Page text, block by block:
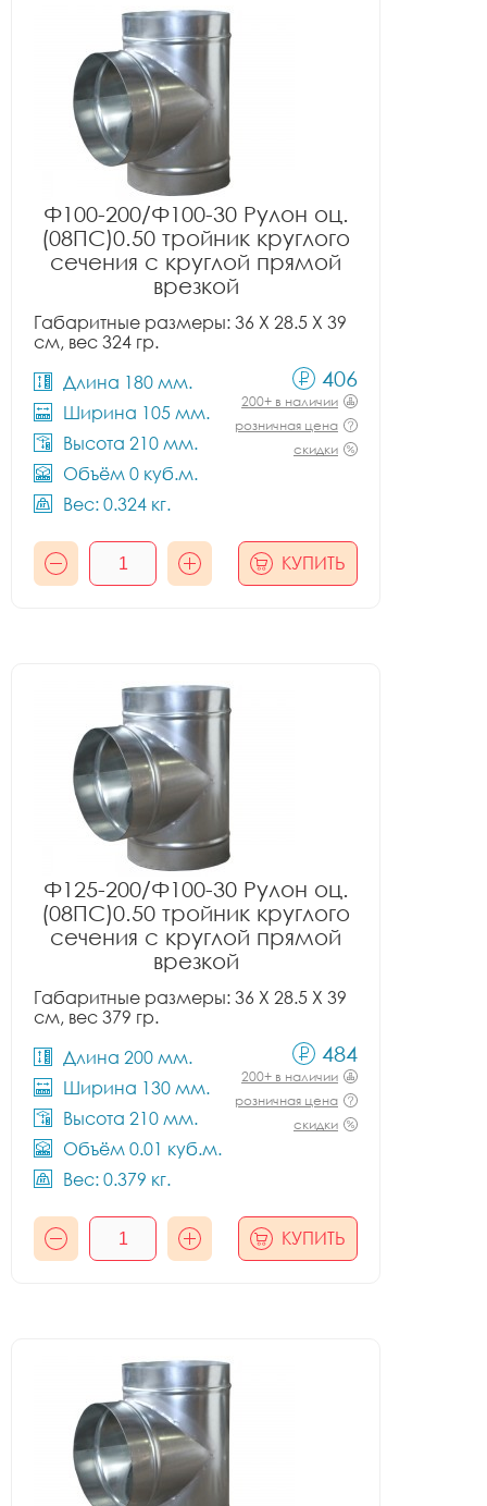
Ф100-200/Ф100-30 Рулон оц.
(08ПС)0.50 тройник круглого
сечения с круглой прямой
врезкой
Габаритные размеры: 36 X 28.5 X 39
см, вес 324 гр.
Длина 180 мм.
Ширина 105 мм.
Высота 210 мм.
Объём 0 куб.м.
Вес: 0.324 кг.
406
200+ в наличии
розничная цена
скидки
КУПИТЬ
Ф125-200/Ф100-30 Рулон оц.
(08ПС)0.50 тройник круглого
сечения с круглой прямой
врезкой
Габаритные размеры: 36 X 28.5 X 39
см, вес 379 гр.
Длина 200 мм.
Ширина 130 мм.
Высота 210 мм.
Объём 0.01 куб.м.
Вес: 0.379 кг.
484
200+ в наличии
розничная цена
скидки
КУПИТЬ